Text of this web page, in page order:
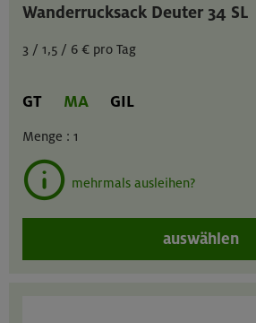
Wanderrucksack Deuter 34 SL
3 / 1,5 / 6 € pro Tag
GT MA GIL
Menge : 1
mehrmals ausleihen?
auswählen